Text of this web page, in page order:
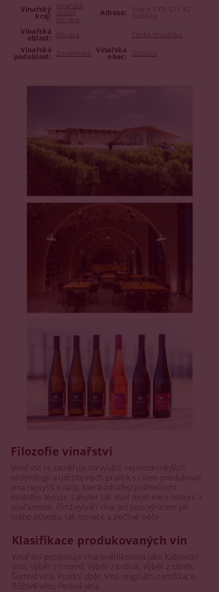
Vinařský
kraj:
Vinařská
oblast
Morava
Adresa: Vinice 579, 671 82
Dobšice
Vinařská
oblast: Morava
Česká republika
Vinařská
podoblast: Znojemská Vinařská
obec: Dobšice
Filozofie vinařství
Vinařství se zaměřuje na využití nejmodernějších
technologií a udržitelných praktik s cílem produkovat
vína nejvyšší kvality, která odrážejí jedinečnost
místního terroir. Lahofer tak staví most mezi historií a
současností, čímž vytváří vína, jež jsou výrazem jak
svého původu, tak inovace a pečlivé péče.
Klasifikace produkovaných vín
Vinařství produkuje vína kvalifikovaná jako Kabinetní
víno, Výběr z hroznů, Výběr z bobulí, Výběr z cibéb,
Šumivá vína, Pozdní sběr, Vína originální certifikace,
Růžové víno, Perlivá vína.